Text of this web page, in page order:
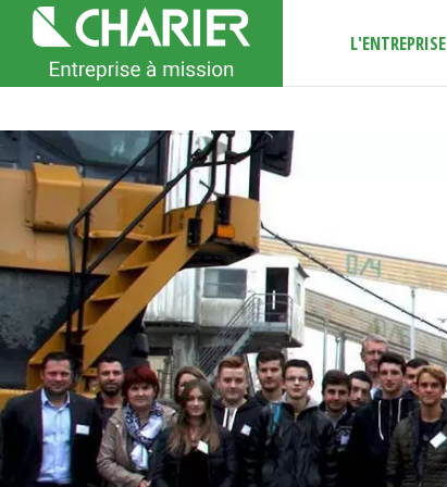
L'ENTREPRISE